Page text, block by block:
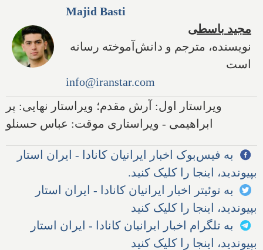
Majid Basti
مجید باسطی
نویسنده، مترجم و دانش‌آموخته رسانه
است
info@iranstar.com
ویراستار اول: آرش مقدم؛ ویراستار نهایی: پر
ابراهیمی - ویراستاری موقت: عباس حسنلو
به فیس‌بوک اخبار ایرانیان کانادا - ایران استار
بپیوندید، اینجا را کلیک کنید.
به توئیتر اخبار ایرانیان کانادا - ایران استار
بپیوندید، اینجا را کلیک کنید
به تلگرام اخبار ایرانیان کانادا - ایران استار
بپیوندید، اینجا را کلیک کنید